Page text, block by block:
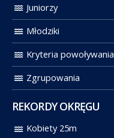
Juniorzy
Młodziki
Kryteria powoływania
Zgrupowania
REKORDY OKRĘGU
Kobiety 25m